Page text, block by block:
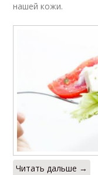
нашей кожи.
Читать дальше →